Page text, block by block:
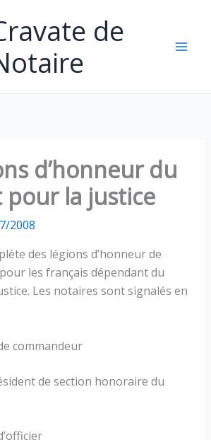
de
d’honneur du
pour la justice
2008
des légions d’honneur de
les français dépendant du
Les notaires sont signalés en
commandeur
de section honoraire du